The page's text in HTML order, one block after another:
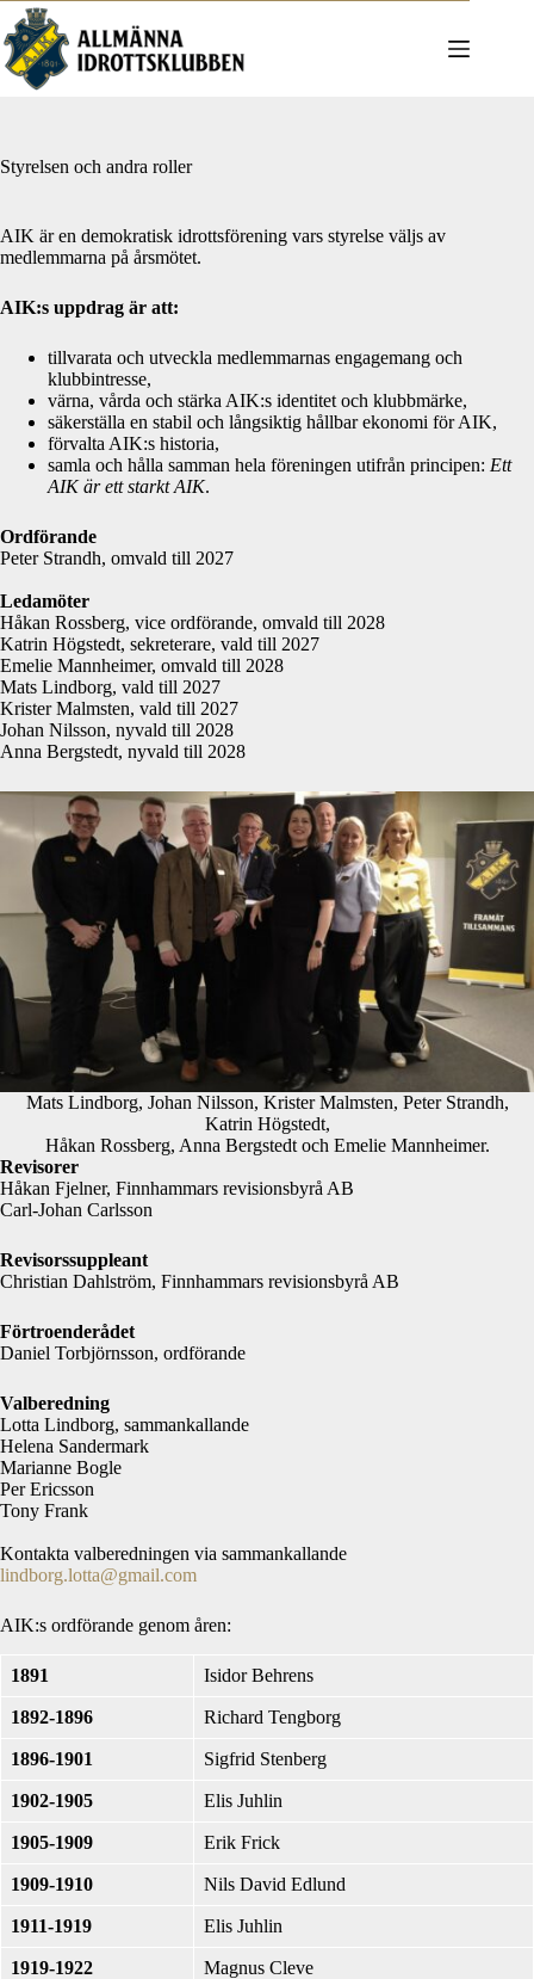
Hoppa
till
innehåll
Styrelsen och andra roller
AIK är en demokratisk idrottsförening vars styrelse väljs av
medlemmarna på årsmötet.
AIK:s uppdrag är att:
tillvarata och utveckla medlemmarnas engagemang och
klubbintresse,
värna, vårda och stärka AIK:s identitet och klubbmärke,
säkerställa en stabil och långsiktig hållbar ekonomi för AIK,
förvalta AIK:s historia,
samla och hålla samman hela föreningen utifrån principen: Ett
AIK är ett starkt AIK.
Ordförande
Peter Strandh, omvald till 2027
Ledamöter
Håkan Rossberg, vice ordförande, omvald till 2028
Katrin Högstedt, sekreterare, vald till 2027
Emelie Mannheimer, omvald till 2028
Mats Lindborg, vald till 2027
Krister Malmsten, vald till 2027
Johan Nilsson, nyvald till 2028
Anna Bergstedt, nyvald till 2028
Mats Lindborg, Johan Nilsson, Krister Malmsten, Peter Strandh,
Katrin Högstedt,
Håkan Rossberg, Anna Bergstedt och Emelie Mannheimer.
Revisorer
Håkan Fjelner, Finnhammars revisionsbyrå AB
Carl-Johan Carlsson
Revisorssuppleant
Christian Dahlström, Finnhammars revisionsbyrå AB
Förtroenderådet
Daniel Torbjörnsson, ordförande
Valberedning
Lotta Lindborg, sammankallande
Helena Sandermark
Marianne Bogle
Per Ericsson
Tony Frank
Kontakta valberedningen via sammankallande
lindborg.lotta@gmail.com
AIK:s ordförande genom åren:
1891 Isidor Behrens
1892-1896 Richard Tengborg
1896-1901 Sigfrid Stenberg
1902-1905 Elis Juhlin
1905-1909 Erik Frick
1909-1910 Nils David Edlund
1911-1919 Elis Juhlin
1919-1922 Magnus Cleve